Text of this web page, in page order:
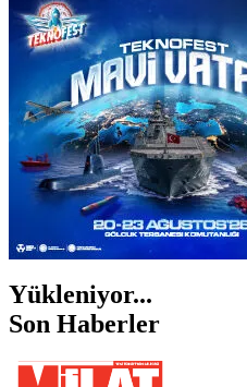
İZMİR
ŞANLIURFA
ŞIRNAK
Yükleniyor...
Son Haberler